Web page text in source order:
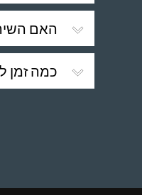
האם
כמה זמן